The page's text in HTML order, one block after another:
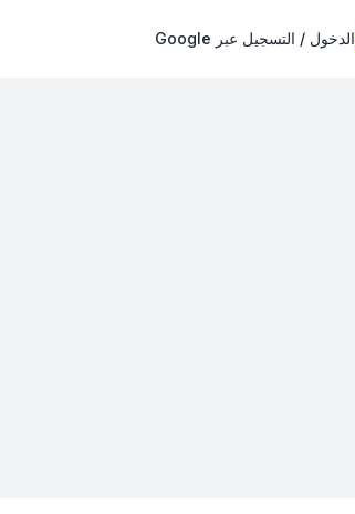
الدخول / التسجيل عبر Google